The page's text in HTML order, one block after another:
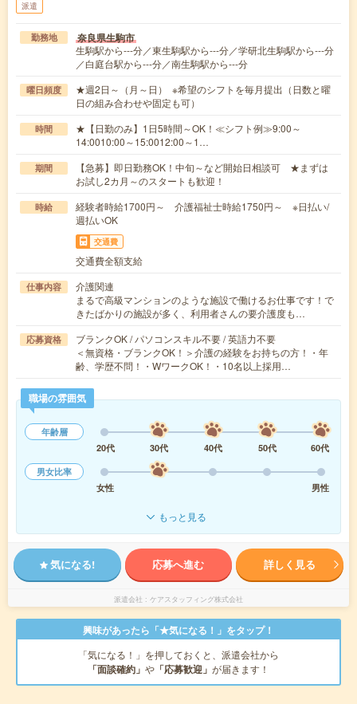
派遣
勤務地 奈良県生駒市
生駒駅から---分／東生駒駅から---分／学研北生駒駅から---分
／白庭台駅から---分／南生駒駅から---分
曜日頻度
★週2日～（月～日） ※希望のシフトを毎月提出（日数と曜
日の組み合わせや固定も可）
時間
★【日勤のみ】1日5時間～OK！≪シフト例≫9:00～
14:0010:00～15:0012:00～1…
期間
【急募】即日勤務OK！中旬～など開始日相談可 ★まずは
お試し2カ月～のスタートも歓迎！
時給
経験者時給1700円～ 介護福祉士時給1750円～ ※日払い/
週払いOK
交通費
交通費全額支給
仕事内容
介護関連
まるで高級マンションのような施設で働けるお仕事です！で
きたばかりの施設が多く、利用者さんの要介護度も…
応募資格
ブランクOK / パソコンスキル不要 / 英語力不要
＜無資格・ブランクOK！＞介護の経験をお持ちの方！・年
齢、学歴不問！・WワークOK！・10名以上採用…
職場の雰囲気
年齢層
20代
30代 40代 50代
60代
男女比率
女性
男性
もっと見る
気になる! 応募へ進む 詳しく見る
派遣会社 ケアスタッフィング株式会社
興味があったら「★気になる！」をタップ！
「気になる！」を押しておくと、派遣会社から
「面談確約」 や 「応募歓迎」 が届きます！